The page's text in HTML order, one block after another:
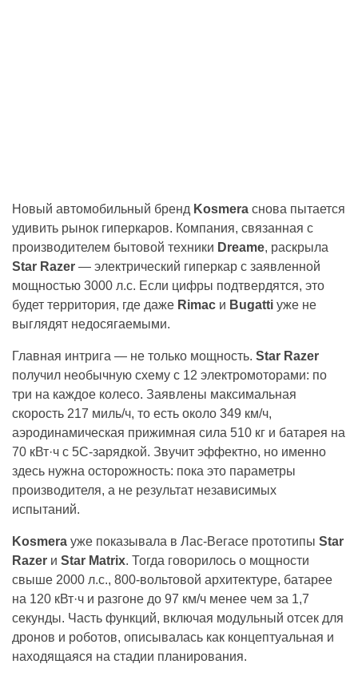
Новый автомобильный бренд Kosmera снова пытается
удивить рынок гиперкаров. Компания, связанная с
производителем бытовой техники Dreame, раскрыла
Star Razer — электрический гиперкар с заявленной
мощностью 3000 л.с. Если цифры подтвердятся, это
будет территория, где даже Rimac и Bugatti уже не
выглядят недосягаемыми.
Главная интрига — не только мощность. Star Razer
получил необычную схему с 12 электромоторами: по
три на каждое колесо. Заявлены максимальная
скорость 217 миль/ч, то есть около 349 км/ч,
аэродинамическая прижимная сила 510 кг и батарея на
70 кВт·ч с 5C-зарядкой. Звучит эффектно, но именно
здесь нужна осторожность: пока это параметры
производителя, а не результат независимых
испытаний.
Kosmera уже показывала в Лас-Вегасе прототипы Star
Razer и Star Matrix. Тогда говорилось о мощности
свыше 2000 л.с., 800-вольтовой архитектуре, батарее
на 120 кВт·ч и разгоне до 97 км/ч менее чем за 1,7
секунды. Часть функций, включая модульный отсек для
дронов и роботов, описывалась как концептуальная и
находящаяся на стадии планирования.